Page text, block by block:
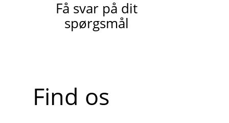
Få svar på dit
spørgsmål
Find os